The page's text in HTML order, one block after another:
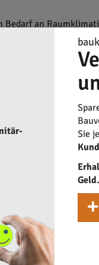
an
Sanitäranlagen -
im Bereich derSie
Geld.